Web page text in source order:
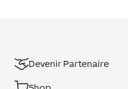
Devenir Partenaire